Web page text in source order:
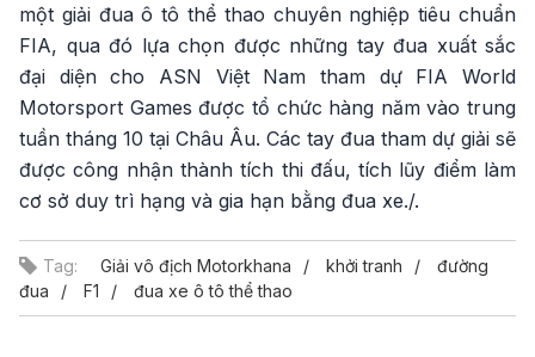
một giải đua ô tô thể thao chuyên nghiệp tiêu chuẩn
FIA, qua đó lựa chọn được những tay đua xuất sắc
đại diện cho ASN Việt Nam tham dự FIA World
Motorsport Games được tổ chức hàng năm vào trung
tuần tháng 10 tại Châu Âu. Các tay đua tham dự giải sẽ
được công nhận thành tích thi đấu, tích lũy điểm làm
cơ sở duy trì hạng và gia hạn bằng đua xe./.
Tag: Giải vô địch Motorkhana khởi tranh
đường
đua
F1 đua xe ô tô thể thao